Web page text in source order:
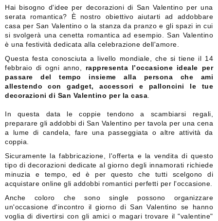
Hai bisogno d'idee per decorazioni di San Valentino per una
serata romantica? È nostro obiettivo aiutarti ad addobbare
casa per San Valentino o la stanza da pranzo e gli spazi in cui
si svolgerà una cenetta romantica ad esempio. San Valentino
è una festività dedicata alla celebrazione dell'amore.
Questa festa conosciuta a livello mondiale, che si tiene il 14
febbraio di ogni anno, rappresenta l’occasione ideale per
passare del tempo insieme alla persona che ami
allestendo con gadget, accessori e palloncini le tue
decorazioni di San Valentino per la casa
In questa data le coppie tendono a scambiarsi regali,
preparare gli addobbi di San Valentino per tavola per una cena
a lume di candela, fare una passeggiata o altre attività da
coppia.
Sicuramente la fabbricazione, l'offerta e la vendita di questo
tipo di decorazioni dedicate al giorno degli innamorati richiede
minuzia e tempo, ed è per questo che tutti scelgono di
acquistare online gli addobbi romantici perfetti per l'occasione.
Anche coloro che sono single possono organizzare
un'occasione d'incontro il giorno di San Valentino se hanno
voglia di divertirsi con gli amici o magari trovare il "valentine"